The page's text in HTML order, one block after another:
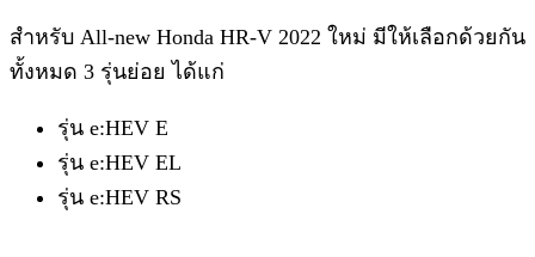
สำหรับ All-new Honda HR-V 2022 ใหม่ มีให้เลือกด้วยกัน
ทั้งหมด 3 รุ่นย่อย ได้แก่
รุ่น e:HEV E
รุ่น e:HEV EL
รุ่น e:HEV RS